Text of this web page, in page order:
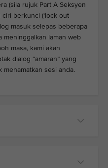
(sila rujuk Part A Seksyen
ciri berkunci (‘lock out
masuk selepas beberapa
meninggalkan laman web
masa, kami akan
dialog “amaran” yang
sesi anda.